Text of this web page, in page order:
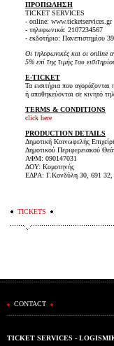
ΠΡΟΠΩΛΗΣΗ
TICKET SERVICES
- online: www.ticketservices.gr
- τηλεφωνικά: 2107234567
- εκδοτήριο: Πανεπιστημίου
Οι τηλεφωνικές και οι online
5% επί της τιμής του
E-TICKET
Τα εισιτήρια που
ή αποθηκεύονται σε κινητό
TERMS & CONDITIONS
click here
PRODUCTION DETAILS
Δημοτική Κοινωφελής
Δημοτικού Περιφερειακού
ΑΦΜ: 090147031
ΔΟΥ: Κομοτηνής
ΕΔΡΑ: Γ.Κονδύλη 30, 691 32,
TICKETS
CONTACT
TICKET SERVICES -